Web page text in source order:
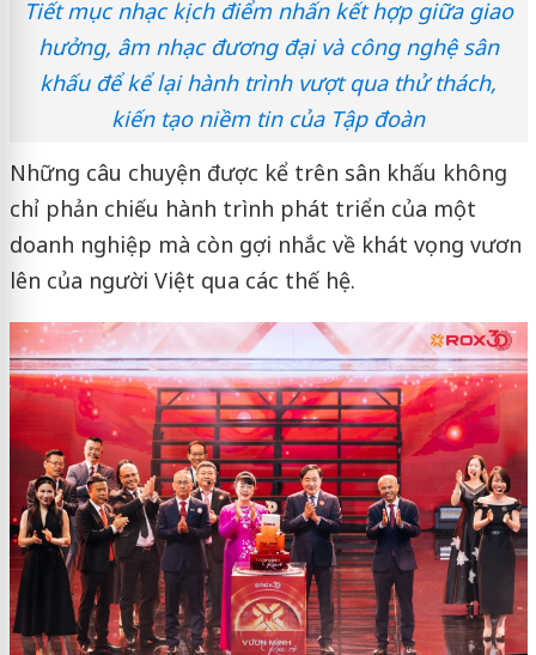
Tiết mục nhạc kịch điểm nhấn kết hợp giữa giao
hưởng, âm nhạc đương đại và công nghệ sân
khấu để kể lại hành trình vượt qua thử thách,
kiến tạo niềm tin của Tập đoàn
Những câu chuyện được kể trên sân khấu không
chỉ phản chiếu hành trình phát triển của một
doanh nghiệp mà còn gợi nhắc về khát vọng vươn
lên của người Việt qua các thế hệ.